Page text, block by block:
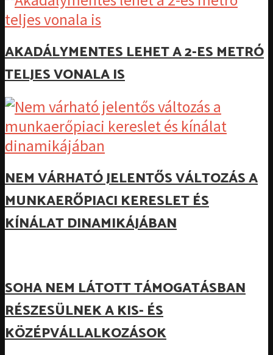
AKADÁLYMENTES LEHET A 2-ES METRÓ
TELJES VONALA IS
NEM VÁRHATÓ JELENTŐS VÁLTOZÁS A
MUNKAERŐPIACI KERESLET ÉS
KÍNÁLAT DINAMIKÁJÁBAN
SOHA NEM LÁTOTT TÁMOGATÁSBAN
RÉSZESÜLNEK A KIS- ÉS
KÖZÉPVÁLLALKOZÁSOK